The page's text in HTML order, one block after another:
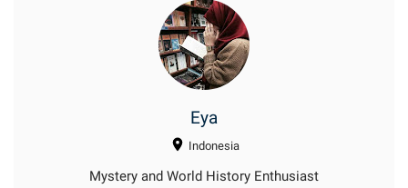
Eya
Indonesia
Mystery and World History Enthusiast